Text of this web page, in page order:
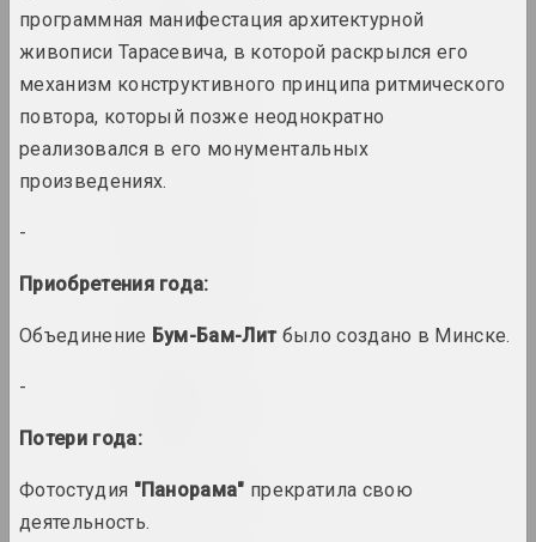
вынікі года
вынікі года
1935 год
программная манифестация архитектурной
живописи Тарасевича, в которой раскрылся его
механизм конструктивного принципа ритмического
повтора, который позже неоднократно
реализовался в его монументальных
произведениях.
-
Приобретения года:
Объединение Бум-Бам-Литбыло создано в Минске.
-
Потери года:
Фотостудия "Панорама" прекратила свою
деятельность.